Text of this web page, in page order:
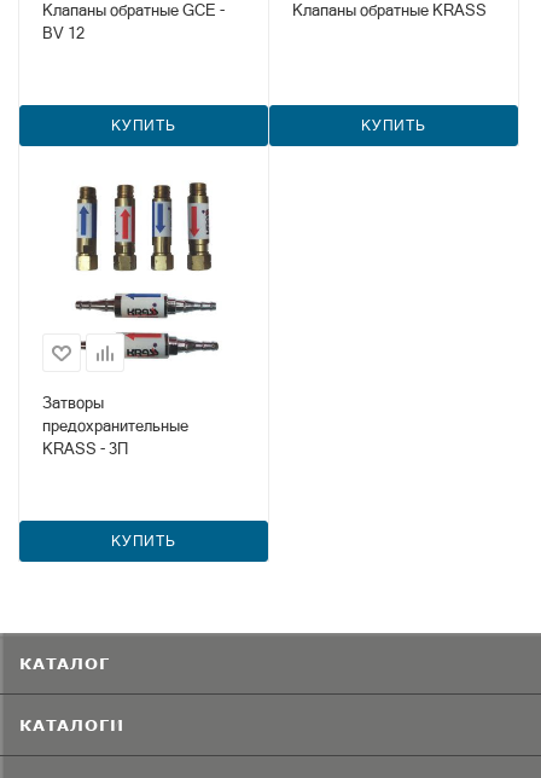
Клапаны обратные GCE -
BV 12
КУПИТЬ
Клапаны обратные KRASS
КУПИТЬ
Затворы
предохранительные
KRASS - 3П
КУПИТЬ
КАТАЛОГ
КАТАЛОГИ